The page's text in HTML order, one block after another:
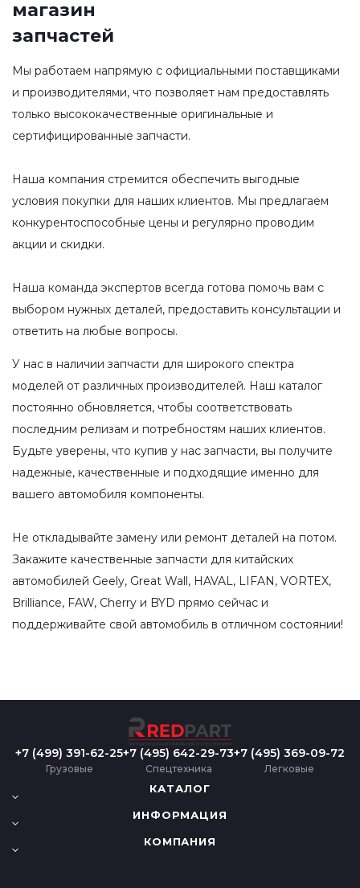
магазин
запчастей
Мы работаем напрямую с официальными поставщиками
и производителями, что позволяет нам предоставлять
только высококачественные оригинальные и
сертифицированные запчасти.
Наша компания стремится обеспечить выгодные
условия покупки для наших клиентов. Мы предлагаем
конкурентоспособные цены и регулярно проводим
акции и скидки.
Наша команда экспертов всегда готова помочь вам с
выбором нужных деталей, предоставить консультации и
ответить на любые вопросы.
У нас в наличии запчасти для широкого спектра
моделей от различных производителей. Наш каталог
постоянно обновляется, чтобы соответствовать
последним релизам и потребностям наших клиентов.
Будьте уверены, что купив у нас запчасти, вы получите
надежные, качественные и подходящие именно для
вашего автомобиля компоненты.
Не откладывайте замену или ремонт деталей на потом.
Закажите качественные запчасти для китайских
автомобилей Geely, Great Wall, HAVAL, LIFAN, VORTEX,
Brilliance, FAW, Cherry и BYD прямо сейчас и
поддерживайте свой автомобиль в отличном состоянии!
+7 (499) 391-62-25
Грузовые
+7 (495) 642-29-73
Спецтехника
+7 (495) 369-09-72
Легковые
КАТАЛОГ
ИНФОРМАЦИЯ
КОМПАНИЯ